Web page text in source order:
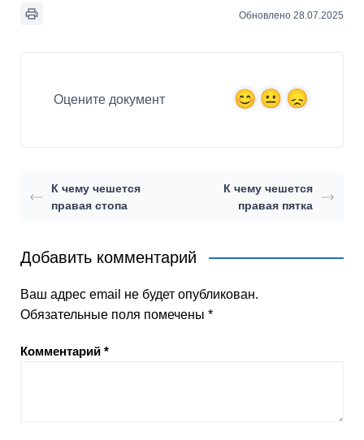
Обновлено 28.07.2025
Оцените документ
К чему чешется
правая стопа
К чему чешется
правая пятка
Добавить комментарий
Ваш адрес email не будет опубликован.
Обязательные поля помечены *
Комментарий *